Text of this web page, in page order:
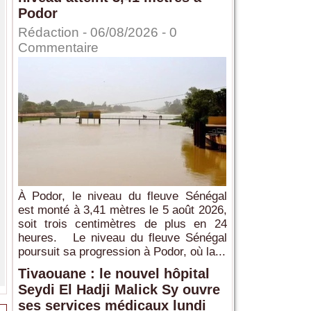
Podor
Rédaction - 06/08/2026 - 0
Commentaire
À Podor, le niveau du fleuve Sénégal
est monté à 3,41 mètres le 5 août 2026,
soit trois centimètres de plus en 24
heures. Le niveau du fleuve Sénégal
poursuit sa progression à Podor, où la...
Tivaouane : le nouvel hôpital
Seydi El Hadji Malick Sy ouvre
ses services médicaux lundi